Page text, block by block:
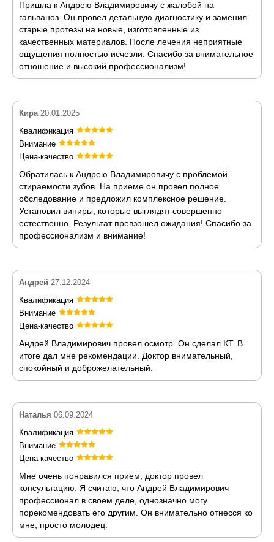
Пришла к Андрею Владимировичу с жалобой на
гальваноз. Он провел детальную диагностику и заменил
старые протезы на новые, изготовленные из
качественных материалов. После лечения неприятные
ощущения полностью исчезли. Спасибо за внимательное
отношение и высокий профессионализм!
Кира 20.01.2025
Квалификация
Внимание
Цена-качество
Обратилась к Андрею Владимировичу с проблемой
стираемости зубов. На приеме он провел полное
обследование и предложил комплексное решение.
Установил виниры, которые выглядят совершенно
естественно. Результат превзошел ожидания! Спасибо за
профессионализм и внимание!
Андрей 27.12.2024
Квалификация
Внимание
Цена-качество
Андрей Владимирович провел осмотр. Он сделал КТ. В
итоге дал мне рекомендации. Доктор внимательный,
спокойный и доброжелательный.
Наталья 06.09.2024
Квалификация
Внимание
Цена-качество
Мне очень понравился прием, доктор провел
консультацию. Я считаю, что Андрей Владимирович
профессионал в своем деле, однозначно могу
порекомендовать его другим. Он внимательно отнесся ко
мне, просто молодец.